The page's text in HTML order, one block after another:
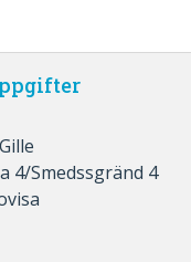
4/Smedssgränd 4